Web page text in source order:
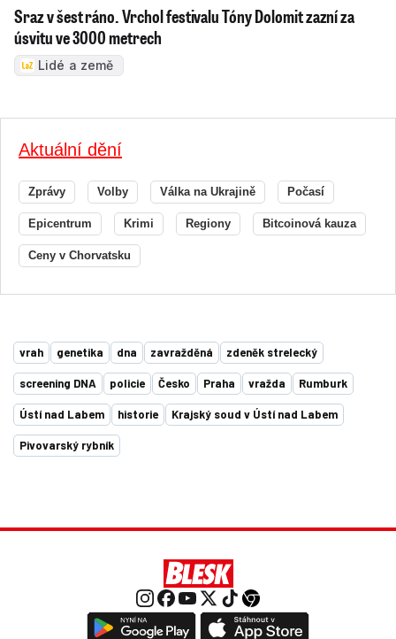
Sraz v šest ráno. Vrchol festivalu Tóny Dolomit zazní za
úsvitu ve 3000 metrech
Lidé a země
Aktuální dění
Zprávy Volby Válka na Ukrajině Počasí
Epicentrum Krimi Regiony Bitcoinová kauza
Ceny v Chorvatsku
vrah genetika dna zavražděná zdeněk strelecký
screening DNA policie Česko Praha vražda Rumburk
Ústí nad Labem historie Krajský soud v Ústí nad Labem
Pivovarský rybník